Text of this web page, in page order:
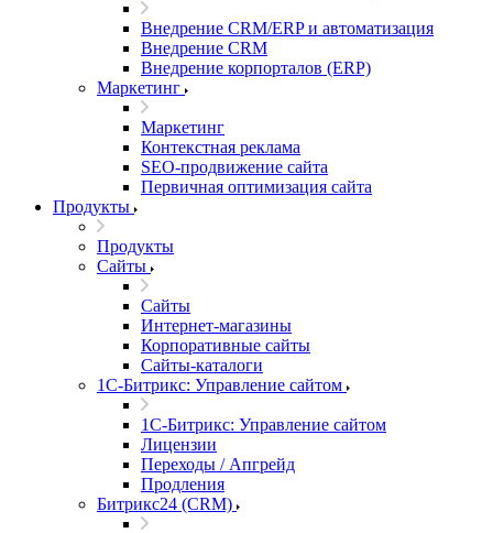
Внедрение CRM/ERP и автоматизация
Внедрение CRM
Внедрение корпорталов (ERP)
Маркетинг
Маркетинг
Контекстная реклама
SEO-продвижение сайта
Первичная оптимизация сайта
Продукты
Продукты
Сайты
Сайты
Интернет-магазины
Корпоративные сайты
Сайты-каталоги
1С-Битрикс: Управление сайтом
1С-Битрикс: Управление сайтом
Лицензии
Переходы / Апгрейд
Продления
Битрикс24 (CRM)